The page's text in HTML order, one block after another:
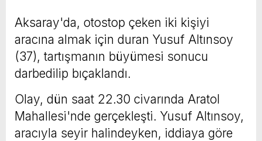
Aksaray'da, otostop çeken iki kişiyi
aracına almak için duran Yusuf Altınsoy
(37), tartışmanın büyümesi sonucu
darbedilip bıçaklandı.
Olay, dün saat 22.30 civarında Aratol
Mahallesi'nde gerçekleşti. Yusuf Altınsoy,
aracıyla seyir halindeyken, iddiaya göre